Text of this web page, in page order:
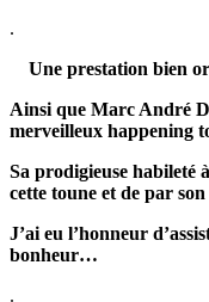
.
Une prestation bien
Ainsi que Marc André
merveilleux happening
Sa prodigieuse habileté
cette toune et de par son
J’ai eu l’honneur
bonheur…
.